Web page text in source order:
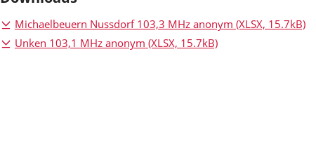
Michaelbeuern Nussdorf 103,3 MHz anonym (XLSX, 15.7kB)
Unken 103,1 MHz anonym (XLSX, 15.7kB)